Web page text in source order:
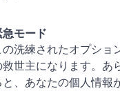
急モード
の洗練されたオプショ
救世主になります。あ
と、あなたの個人情報